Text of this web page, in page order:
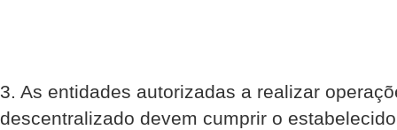
3. As entidades autorizadas a realizar
descentralizado devem cumprir o